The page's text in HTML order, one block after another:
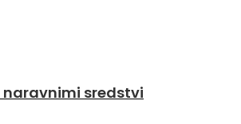
naravnimi sredstvi